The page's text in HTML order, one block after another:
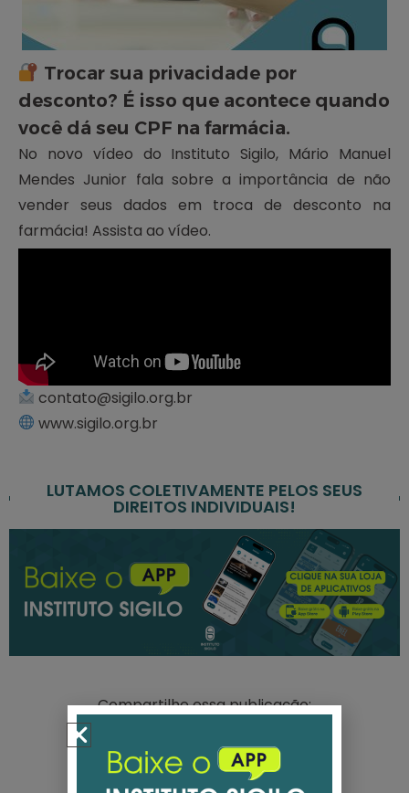
Trocar sua privacidade por
desconto? É isso que acontece quando
você dá seu CPF na farmácia.
No novo vídeo do Instituto Sigilo, Mário Manuel
Mendes Junior fala sobre a importância de não
vender seus dados em troca de desconto na
farmácia! Assista ao vídeo.
contato@sigilo.org.br
www.sigilo.org.br
LUTAMOS COLETIVAMENTE PELOS SEUS
DIREITOS INDIVIDUAIS!
Compartilhe essa publicação: